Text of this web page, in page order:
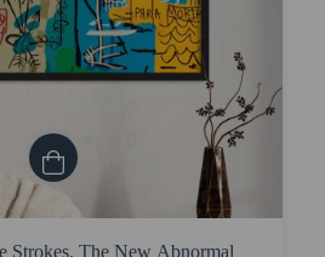
Strokes, The New Abnormal